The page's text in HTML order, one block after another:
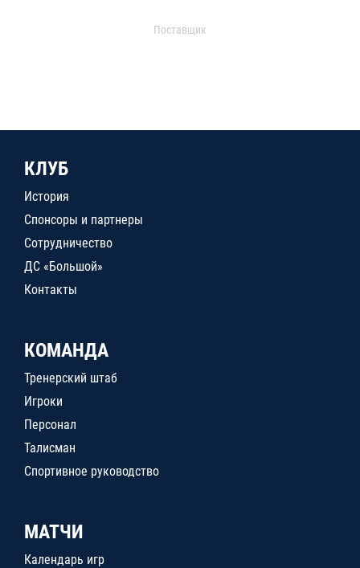
Поставщик
КЛУБ
История
Спонсоры и партнеры
Сотрудничество
ДС «Большой»
Контакты
КОМАНДА
Тренерский штаб
Игроки
Персонал
Талисман
Спортивное руководство
МАТЧИ
Календарь игр